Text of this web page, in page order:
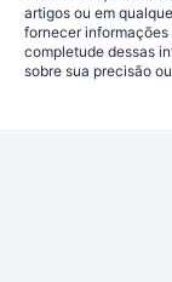
artigos ou em
fornecer informações
completude dessas
sobre sua precisão